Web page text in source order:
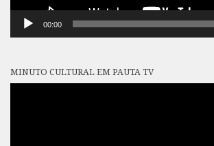
00:00
MINUTO CULTURAL EM PAUTA TV